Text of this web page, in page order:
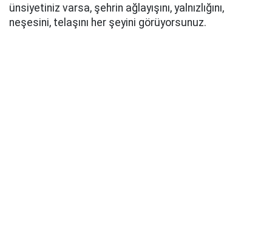
ünsiyetiniz varsa, şehrin ağlayışını, yalnızlığını,
neşesini, telaşını her şeyini görüyorsunuz.